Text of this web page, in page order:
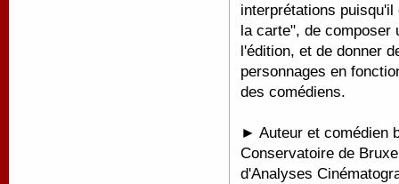
interprétations
la carte", de composer
l'édition, et de donner
personnages en
des comédiens.
► Auteur et comédien
Conservatoire de
d'Analyses